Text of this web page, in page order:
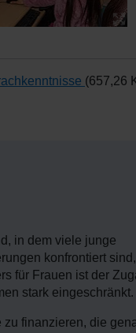
(657,26
in dem viele junge
konfrontiert sind,
für Frauen ist der
stark eingeschränkt.
zu finanzieren, die